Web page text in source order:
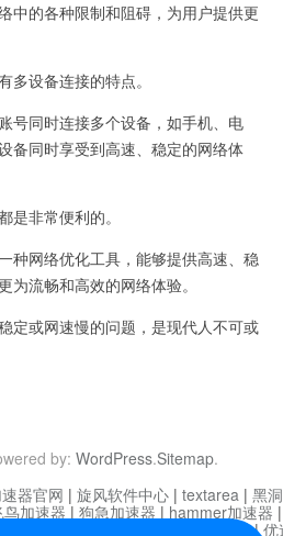
的各种限制和阻碍，为用户提供更
设备连接的特点。
同时连接多个设备，如手机、电
备同时享受到高速、稳定的网络体
非常便利的。
网络优化工具，能够提供高速、稳
为流畅和高效的网络体验。
或网速慢的问题，是现代人不可或
by: WordPress.Sitemap.
器官网 | 旋风软件中心 | textarea | 黑
鸟加速器 | 狗急加速器 | hammer加速器
迷雾通|优